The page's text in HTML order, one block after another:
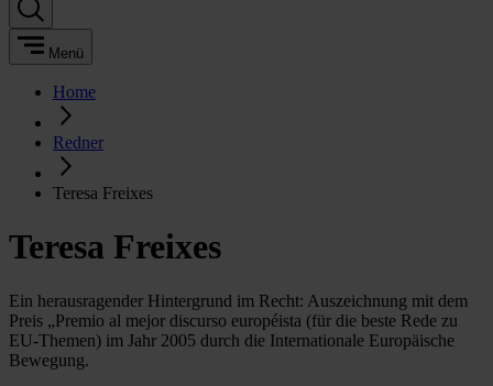
Menü
Home
Redner
Teresa Freixes
Teresa Freixes
Ein herausragender Hintergrund im Recht: Auszeichnung mit dem
Preis „Premio al mejor discurso européista (für die beste Rede zu
EU-Themen) im Jahr 2005 durch die Internationale Europäische
Bewegung.